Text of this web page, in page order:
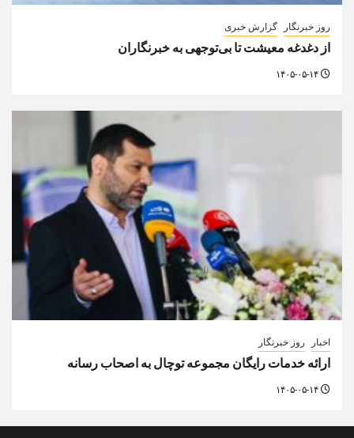
روز خبرنگار گزارش خبری
از دغدغه معیشت تا بی‌توجهی به خبرنگاران
اخبار روز خبرنگار
ارائه خدمات رایگان مجموعه توچال به اصحاب رسانه